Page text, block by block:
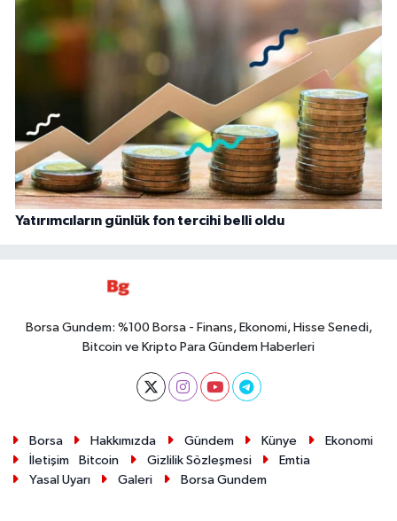
Yatırımcıların günlük fon tercihi belli oldu
Borsa Gundem: %100 Borsa - Finans, Ekonomi, Hisse Senedi,
Bitcoin ve Kripto Para Gündem Haberleri
Borsa Hakkımızda Gündem Künye
Ekonomi
İletişim
Bitcoin Gizlilik Sözleşmesi
Emtia
Yasal Uyarı
Galeri Borsa Gundem